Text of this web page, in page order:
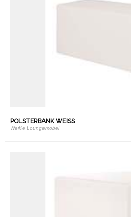
POLSTERBANK WEISS
Weiße Loungemöbel